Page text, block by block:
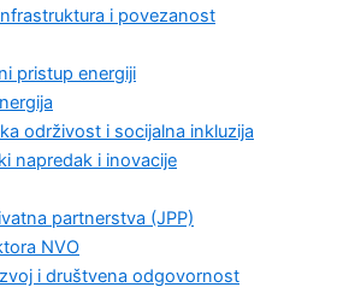
i povezanost
pristup energiji
održivost i socijalna inkluzija
napredak i inovacije
partnerstva (JPP)
NVO
i društvena odgovornost